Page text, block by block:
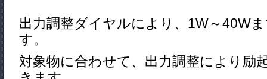
出力調整ダイヤルにより、1W～40W
す。
対象物に合わせて、出力調整により励